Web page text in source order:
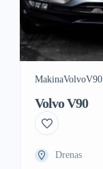
MakinaVolvoV90
Volvo V90
Drenas